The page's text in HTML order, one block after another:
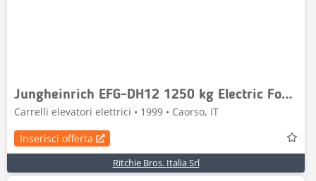
Jungheinrich EFG-DH12 1250 kg Electric Forklift
Carrelli elevatori elettrici • 1999 • Caorso, IT
Inserisci offerta
Ritchie Bros. Italia Srl